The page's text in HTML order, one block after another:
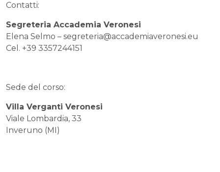
Contatti:
Segreteria Accademia Veronesi
Elena Selmo – segreteria@accademiaveronesi.eu
Cel. +39 3357244151
Sede del corso:
Villa Verganti Veronesi
Viale Lombardia, 33
Inveruno (MI)